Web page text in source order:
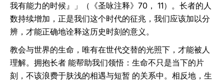
我有能力的时候』」（《圣咏注释》70， 11）。长者的人
数持续增加，正是我们这个时代的征兆，我们应该加以分
辨，才能正确地诠释这历史时刻的意义。
教会与世界的生命，唯有在世代交替的光照下，才能被人
理解。拥抱长者 能帮助我们领悟：生命不只是当下的片
刻，不该浪费于肤浅的相遇与短暂 的关系中。相反地，生